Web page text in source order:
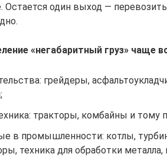
Остается один выход —
«негабаритный груз» чаще
грейдеры,
тракторы, комбайны и тому
в промышленности: котлы,
техника для обработки